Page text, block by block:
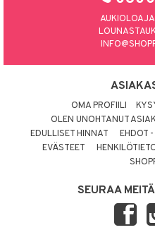
OMA PROFIILI
OLEN UNOHTANUT
EDULLISET HINNAT
EHDOT
EVÄSTEET
SEURAA